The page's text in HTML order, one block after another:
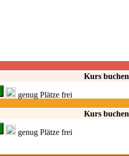
Kurs buchen
genug Plätze frei
Kurs buchen
genug Plätze frei